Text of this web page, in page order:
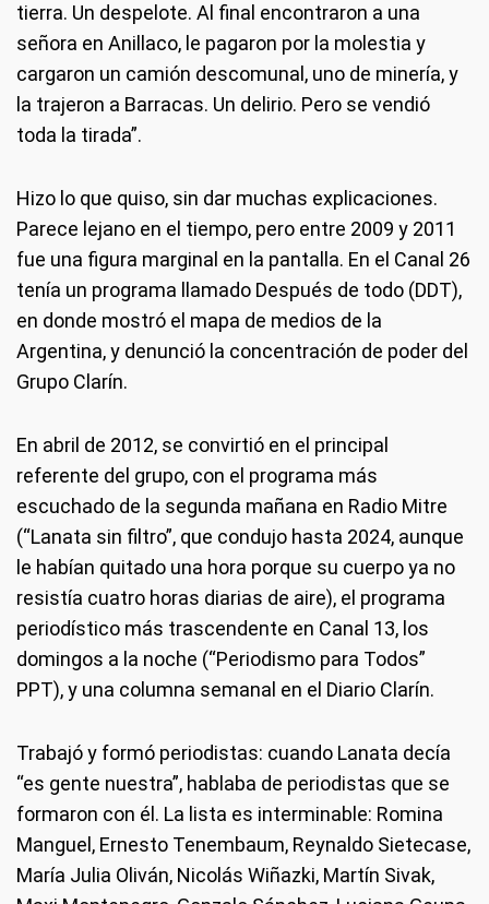
tierra. Un despelote. Al final encontraron a una
señora en Anillaco, le pagaron por la molestia y
cargaron un camión descomunal, uno de minería, y
la trajeron a Barracas. Un delirio. Pero se vendió
toda la tirada”.
Hizo lo que quiso, sin dar muchas explicaciones.
Parece lejano en el tiempo, pero entre 2009 y 2011
fue una figura marginal en la pantalla. En el Canal 26
tenía un programa llamado Después de todo (DDT),
en donde mostró el mapa de medios de la
Argentina, y denunció la concentración de poder del
Grupo Clarín.
En abril de 2012, se convirtió en el principal
referente del grupo, con el programa más
escuchado de la segunda mañana en Radio Mitre
(“Lanata sin filtro”, que condujo hasta 2024, aunque
le habían quitado una hora porque su cuerpo ya no
resistía cuatro horas diarias de aire), el programa
periodístico más trascendente en Canal 13, los
domingos a la noche (“Periodismo para Todos”
PPT), y una columna semanal en el Diario Clarín.
Trabajó y formó periodistas: cuando Lanata decía
“es gente nuestra”, hablaba de periodistas que se
formaron con él. La lista es interminable: Romina
Manguel, Ernesto Tenembaum, Reynaldo Sietecase,
María Julia Oliván, Nicolás Wiñazki, Martín Sivak,